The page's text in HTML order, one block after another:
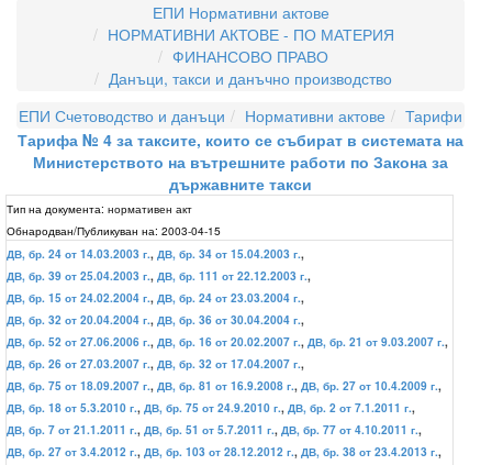
ЕПИ Нормативни актове
НОРМАТИВНИ АКТОВЕ - ПО МАТЕРИЯ
ФИНАНСОВО ПРАВО
Данъци, такси и данъчно производство
ЕПИ Счетоводство и данъци
Нормативни актове
Тарифи
Тарифа № 4 за таксите, които се събират в системата на
Министерството на вътрешните работи по Закона за
държавните такси
Тип на документа: нормативен акт
Обнародван/Публикуван на: 2003-04-15
ДВ, бр. 24 от 14.03.2003 г., ДВ, бр. 34 от 15.04.2003 г.,
ДВ, бр. 39 от 25.04.2003 г., ДВ, бр. 111 от 22.12.2003 г.,
ДВ, бр. 15 от 24.02.2004 г., ДВ, бр. 24 от 23.03.2004 г.,
ДВ, бр. 32 от 20.04.2004 г., ДВ, бр. 36 от 30.04.2004 г.,
ДВ, бр. 52 от 27.06.2006 г., ДВ, бр. 16 от 20.02.2007 г., ДВ, бр. 21 от 9.03.2007 г.,
ДВ, бр. 26 от 27.03.2007 г., ДВ, бр. 32 от 17.04.2007 г.,
ДВ, бр. 75 от 18.09.2007 г., ДВ, бр. 81 от 16.9.2008 г., ДВ, бр. 27 от 10.4.2009 г.,
ДВ, бр. 18 от 5.3.2010 г., ДВ, бр. 75 от 24.9.2010 г., ДВ, бр. 2 от 7.1.2011 г.,
ДВ, бр. 7 от 21.1.2011 г., ДВ, бр. 51 от 5.7.2011 г., ДВ, бр. 77 от 4.10.2011 г.,
ДВ, бр. 27 от 3.4.2012 г., ДВ, бр. 103 от 28.12.2012 г., ДВ, бр. 38 от 23.4.2013 г.,